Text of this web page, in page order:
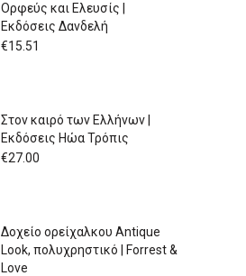
Ορφεύς και Ελευσίς |
Εκδόσεις Δανδελή
€15.51
Στον καιρό των Ελλήνων |
Εκδόσεις Ηώα Τρόπις
€27.00
Δοχείο ορείχαλκου Antique
Look, πολυχρηστικό | Forrest &
Love